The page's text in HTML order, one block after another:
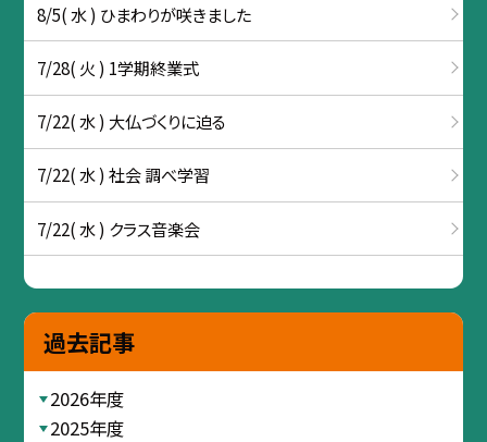
8/5( 水 ) ひまわりが咲きました
7/28( 火 ) 1学期終業式
7/22( 水 ) 大仏づくりに迫る
7/22( 水 ) 社会 調べ学習
7/22( 水 ) クラス音楽会
過去記事
2026年度
2025年度